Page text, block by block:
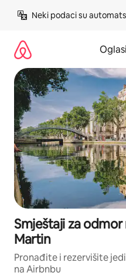
Neki podaci su
Smještaji za
Martin
Pronađite i rezervišite
na Airbnbu